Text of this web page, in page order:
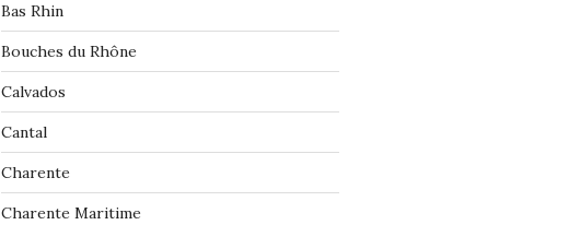
Bas Rhin
Bouches du Rhône
Calvados
Cantal
Charente
Charente Maritime